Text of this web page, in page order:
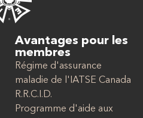
Avantages pour les
membres
Régime d'assurance
maladie de l'IATSE Canada
R.R.C.I.D.
Programme d'aide aux